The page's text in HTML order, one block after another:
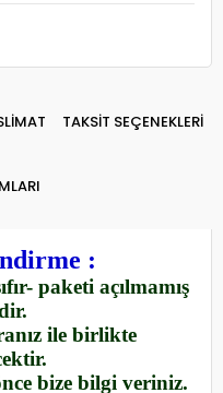
TAKSİT SEÇENEKLERİ
:
paketi açılmamış
ile birlikte
bize bilgi veriniz.